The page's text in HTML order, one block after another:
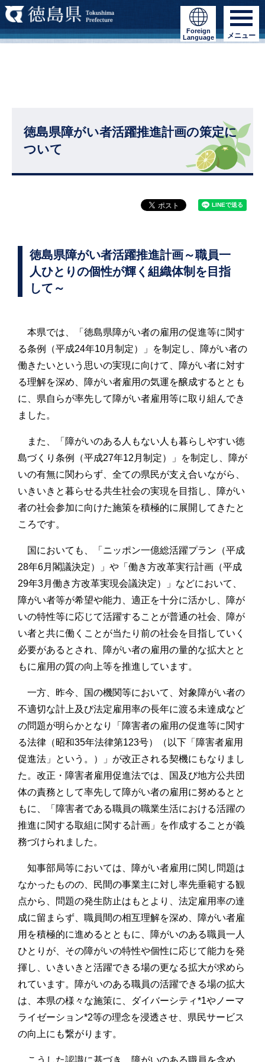
Foreign
Language
メニュー
徳島県障がい者活躍推進計画の策定に
ついて
徳島県障がい者活躍推進計画～職員一
人ひとりの個性が輝く組織体制を目指
して～
本県では、「徳島県障がい者の雇用の促進等に関す
る条例（平成24年10月制定）」を制定し、障がい者の
働きたいという思いの実現に向けて、障がい者に対す
る理解を深め、障がい者雇用の気運を醸成するととも
に、県自らが率先して障がい者雇用等に取り組んでき
ました。
また、「障がいのある人もない人も暮らしやすい徳
島づくり条例（平成27年12月制定）」を制定し、障が
いの有無に関わらず、全ての県民が支え合いながら、
いきいきと暮らせる共生社会の実現を目指し、障がい
者の社会参加に向けた施策を積極的に展開してきたと
ころです。
国においても、「ニッポン一億総活躍プラン（平成
28年6月閣議決定）」や「働き方改革実行計画（平成
29年3月働き方改革実現会議決定）」などにおいて、
障がい者等が希望や能力、適正を十分に活かし、障が
いの特性等に応じて活躍することが普通の社会、障が
い者と共に働くことが当たり前の社会を目指していく
必要があるとされ、障がい者の雇用の量的な拡大とと
もに雇用の質の向上等を推進しています。
一方、昨今、国の機関等において、対象障がい者の
不適切な計上及び法定雇用率の長年に渡る未達成など
の問題が明らかとなり「障害者の雇用の促進等に関す
る法律（昭和35年法律第123号）（以下「障害者雇用
促進法」という。）」が改正される契機にもなりまし
た。改正・障害者雇用促進法では、国及び地方公共団
体の責務として率先して障がい者の雇用に努めるとと
もに、「障害者である職員の職業生活における活躍の
推進に関する取組に関する計画」を作成することが義
務づけられました。
知事部局等においては、障がい者雇用に関し問題は
なかったものの、民間の事業主に対し率先垂範する観
点から、問題の発生防止はもとより、法定雇用率の達
成に留まらず、職員間の相互理解を深め、障がい者雇
用を積極的に進めるとともに、障がいのある職員一人
ひとりが、その障がいの特性や個性に応じて能力を発
揮し、いきいきと活躍できる場の更なる拡大が求めら
れています。障がいのある職員の活躍できる場の拡大
は、本県の様々な施策に、ダイバーシティ*1やノーマ
ライゼーション*2等の理念を浸透させ、県民サービス
の向上にも繋がります。
こうした認識に基づき、障がいのある職員を含め、